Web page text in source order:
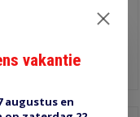
€7,00
Informatie
vakantie
augustus en